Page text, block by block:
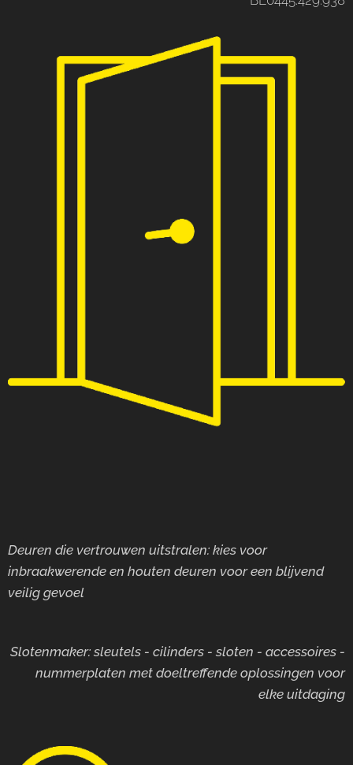
Deuren die vertrouwen uitstralen: kies voor
inbraakwerende en houten deuren vooreen blijvend
veilig gevoel
Slotenmaker: sleutels - cilinders - sloten - accessoires -
nummerplaten met doeltreffende oplossingen voor
elke uitdaging